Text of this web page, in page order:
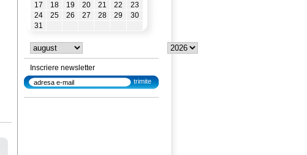
17
18 19 20 21 22
23
24
25 26 27 28 29
30
31
Inscriere newsletter